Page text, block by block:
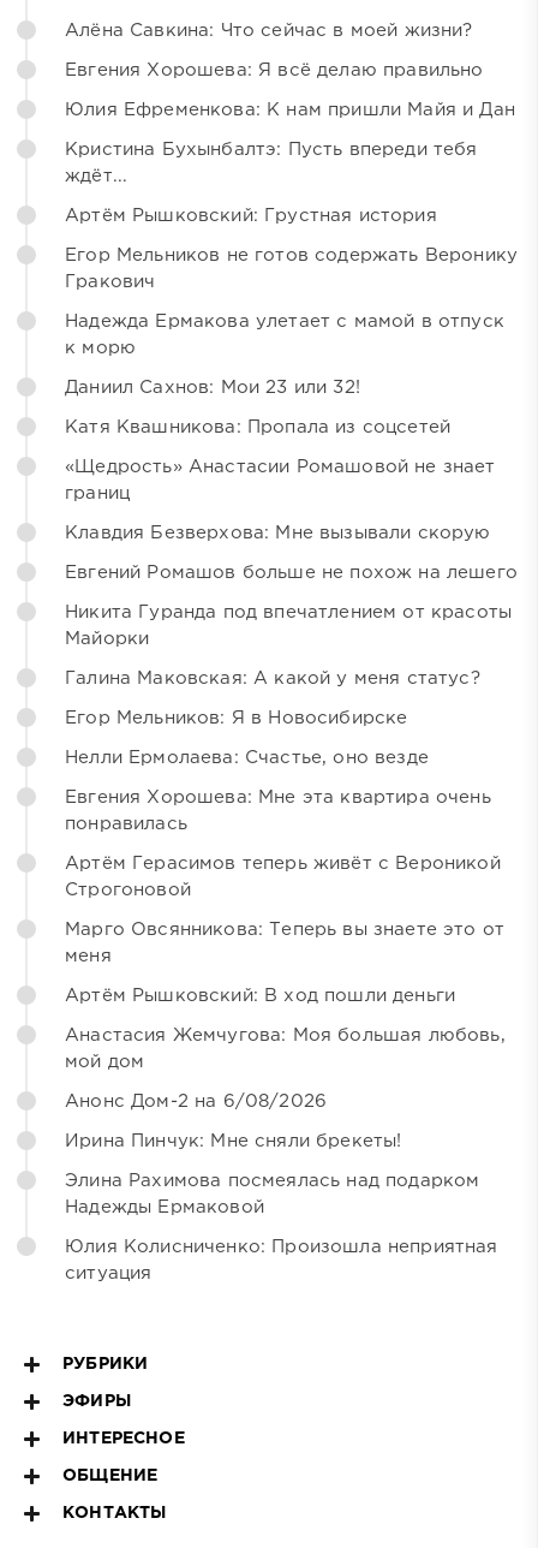
Алёна Савкина: Что сейчас в моей жизни?
Евгения Хорошева: Я всё делаю правильно
Юлия Ефременкова: К нам пришли Майя и Дан
Кристина Бухынбалтэ: Пусть впереди тебя
ждёт...
Артём Рышковский: Грустная история
Егор Мельников не готов содержать Веронику
Гракович
Надежда Ермакова улетает с мамой в отпуск
к морю
Даниил Сахнов: Мои 23 или 32!
Катя Квашникова: Пропала из соцсетей
«Щедрость» Анастасии Ромашовой не знает
границ
Клавдия Безверхова: Мне вызывали скорую
Евгений Ромашов больше не похож на лешего
Никита Гуранда под впечатлением от красоты
Майорки
Галина Маковская: А какой у меня статус?
Егор Мельников: Я в Новосибирске
Нелли Ермолаева: Счастье, оно везде
Евгения Хорошева: Мне эта квартира очень
понравилась
Артём Герасимов теперь живёт с Вероникой
Строгоновой
Марго Овсянникова: Теперь вы знаете это от
меня
Артём Рышковский: В ход пошли деньги
Анастасия Жемчугова: Моя большая любовь,
мой дом
Анонс Дом-2 на 6/08/2026
Ирина Пинчук: Мне сняли брекеты!
Элина Рахимова посмеялась над подарком
Надежды Ермаковой
Юлия Колисниченко: Произошла неприятная
ситуация
РУБРИКИ
ЭФИРЫ
ИНТЕРЕСНОЕ
ОБЩЕНИЕ
КОНТАКТЫ